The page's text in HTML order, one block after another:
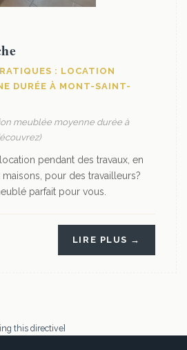
: LOCATION
DURÉE À MONT-SAINT-
meublée moyenne durée à
pendant des travaux, en
pour des travailleurs?
parfait pour vous.
LIRE PLUS →
this directive]